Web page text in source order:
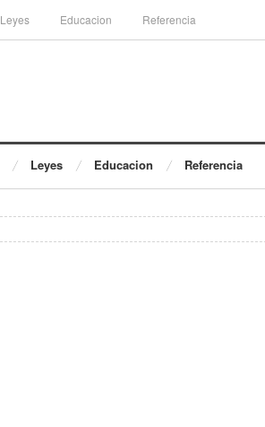
Leyes Educacion Referencia
Leyes Educacion Referencia